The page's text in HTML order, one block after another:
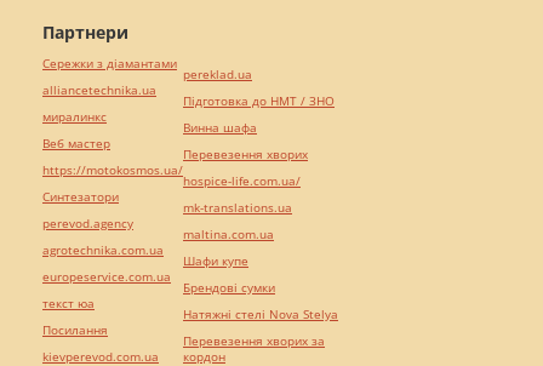
Партнери
Сережки з діамантами
alliancetechnika.ua
миралинкс
Веб мастер
https://motokosmos.ua/
Синтезатори
perevod.agency
agrotechnika.com.ua
europeservice.com.ua
текст юа
Посилання
kievperevod.com.ua
pereklad.ua
Підготовка до НМТ / ЗНО
Винна шафа
Перевезення хворих
hospice-life.com.ua/
mk-translations.ua
maltina.com.ua
Шафи купе
Брендові сумки
Натяжні стелі Nova Stelya
Перевезення хворих за
кордон